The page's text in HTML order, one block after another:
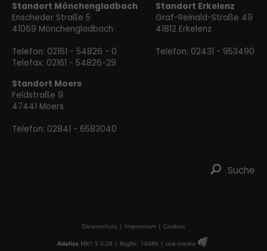
Standort Mönchengladbach
Enscheder Straße 5
41069 Mönchengladbach
Telefon: 02161 - 54826 - 0
Telefax: 02161 - 54826-29
Standort Erkelenz
Graf-Reinald-Straße 49
41812 Erkelenz
Telefon: 02431 - 953490
Standort Moers
Feldstraße 9
47441 Moers
Telefon: 02841 - 6583040
ř Suche
Datenschutz | Impressum | Cookies
AdalizeMK1 9.0.08 | RegNr. 18486 | use-media Œ